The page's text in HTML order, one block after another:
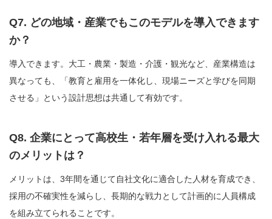
Q7. どの地域・産業でもこのモデルを導入できます
か？
導入できます。大工・農業・製造・介護・観光など、産業構造は
異なっても、「教育と雇用を一体化し、現場ニーズと学びを同期
させる」という設計思想は共通して有効です。
Q8. 企業にとって高校生・若年層を受け入れる最大
のメリットは？
メリットは、3年間を通じて自社文化に適合した人材を育成でき、
採用の不確実性を減らし、長期的な戦力として計画的に人員構成
を組み立てられることです。